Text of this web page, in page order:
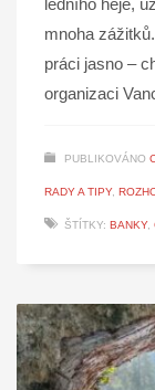
ledního heje,
mnoha
práci jasno –
organizaci
PUBLIKOVÁNO
RADY A TIPY,
ŠTÍTKY: BANKY,